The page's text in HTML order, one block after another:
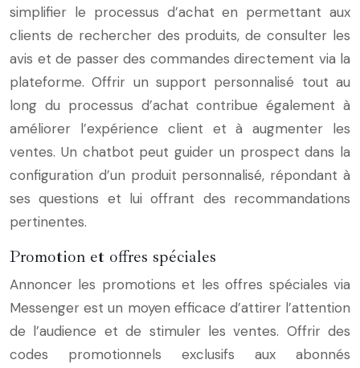
simplifier le processus d’achat en permettant aux
clients de rechercher des produits, de consulter les
avis et de passer des commandes directement via la
plateforme. Offrir un support personnalisé tout au
long du processus d’achat contribue également à
améliorer l’expérience client et à augmenter les
ventes. Un chatbot peut guider un prospect dans la
configuration d’un produit personnalisé, répondant à
ses questions et lui offrant des recommandations
pertinentes.
Promotion et offres spéciales
Annoncer les promotions et les offres spéciales via
Messenger est un moyen efficace d’attirer l’attention
de l’audience et de stimuler les ventes. Offrir des
codes promotionnels exclusifs aux abonnés